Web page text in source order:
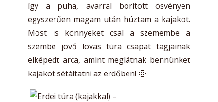
így a puha, avarral borított ösvényen
egyszerűen magam után húztam a kajakot.
Most is könnyeket csal a szemembe a
szembe jövő lovas túra csapat tagjainak
elképedt arca, amint meglátnak bennünket
kajakot sétáltatni az erdőben! 🙂